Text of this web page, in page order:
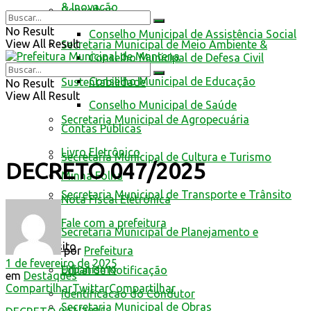
Conselhos
Conselho Municipal de Assistência Social
Conselho Municipal de Defesa Civil
Conselho Municipal de Educação
Conselho Municipal de Saúde
Contas Públicas
Livro Eletrônico
Minha Folha
Nota Fiscal Eletrônica
Fale com a prefeitura
Trânsito
Edital de Notificação
Identificacao do Condutor
& Inovação
Secretaria Municipal de Meio Ambiente &
Sustentabilidade
Secretaria Municipal de Agropecuária
Secretaria Municipal de Cultura e Turismo
Secretaria Municipal de Transporte e Trânsito
Secretaria Municipal de Planejamento e
Urbanismo
Secretaria Municipal de Obras
No Result
View All Result
No Result
View All Result
DECRETO 047/2025
por Prefeitura
1 de fevereiro de 2025
em Destaques
CompartilharTwittarCompartilhar